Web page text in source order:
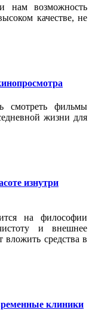
нам возможность
качестве, не
смотреть фильмы
жизни для
изнутри
на философии
и внешнее
вложить средства в
клиники